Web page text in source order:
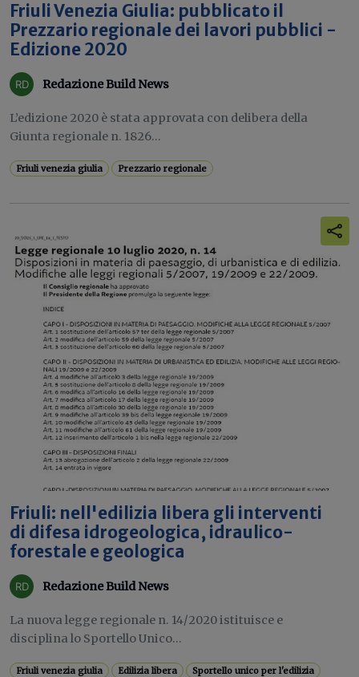
Friuli Venezia Giulia: pubblicato il
Prezzario regionale dei lavori pubblici -
Edizione 2020
Redazione Build News
L’edizione 2020 è stata approvata con delibera della
Giunta regionale n. 1826...
Friuli venezia giulia Prezzario regionale
Friuli: nell'edilizia libera gli interventi
di difesa idrogeologica, idraulico-
forestale e geologica
Redazione Build News
La nuova legge regionale n. 14/2020 istituisce e
disciplina lo Sportello Unico...
Friuli venezia giulia Edilizia libera Sportello unico per l'edilizia